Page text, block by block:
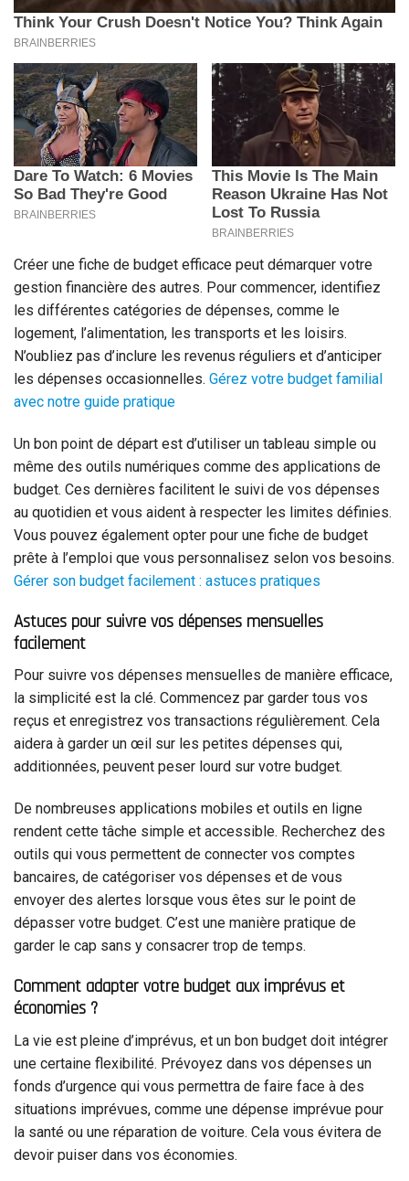
Créer une fiche de budget efficace peut démarquer votre
gestion financière des autres. Pour commencer, identifiez
les différentes catégories de dépenses, comme le
logement, l’alimentation, les transports et les loisirs.
N’oubliez pas d’inclure les revenus réguliers et d’anticiper
les dépenses occasionnelles. Gérez votre budget familial
avec notre guide pratique
Un bon point de départ est d’utiliser un tableau simple ou
même des outils numériques comme des applications de
budget. Ces dernières facilitent le suivi de vos dépenses
au quotidien et vous aident à respecter les limites définies.
Vous pouvez également opter pour une fiche de budget
prête à l’emploi que vous personnalisez selon vos besoins.
Gérer son budget facilement : astuces pratiques
Astuces pour suivre vos dépenses mensuelles
facilement
Pour suivre vos dépenses mensuelles de manière efficace,
la simplicité est la clé. Commencez par garder tous vos
reçus et enregistrez vos transactions régulièrement. Cela
aidera à garder un œil sur les petites dépenses qui,
additionnées, peuvent peser lourd sur votre budget.
De nombreuses applications mobiles et outils en ligne
rendent cette tâche simple et accessible. Recherchez des
outils qui vous permettent de connecter vos comptes
bancaires, de catégoriser vos dépenses et de vous
envoyer des alertes lorsque vous êtes sur le point de
dépasser votre budget. C’est une manière pratique de
garder le cap sans y consacrer trop de temps.
Comment adapter votre budget aux imprévus et
économies ?
La vie est pleine d’imprévus, et un bon budget doit intégrer
une certaine flexibilité. Prévoyez dans vos dépenses un
fonds d’urgence qui vous permettra de faire face à des
situations imprévues, comme une dépense imprévue pour
la santé ou une réparation de voiture. Cela vous évitera de
devoir puiser dans vos économies.